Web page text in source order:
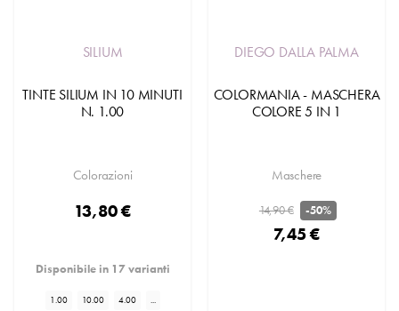
SILIUM
TINTE SILIUM IN 10 MINUTI
N. 1.00
Colorazioni
13,80 €
Disponibile in 17 varianti
1.00 10.00 4.00 ...
DIEGO DALLA PALMA
COLORMANIA - MASCHERA
COLORE 5 IN 1
Maschere
14,90 € -50%
7,45 €